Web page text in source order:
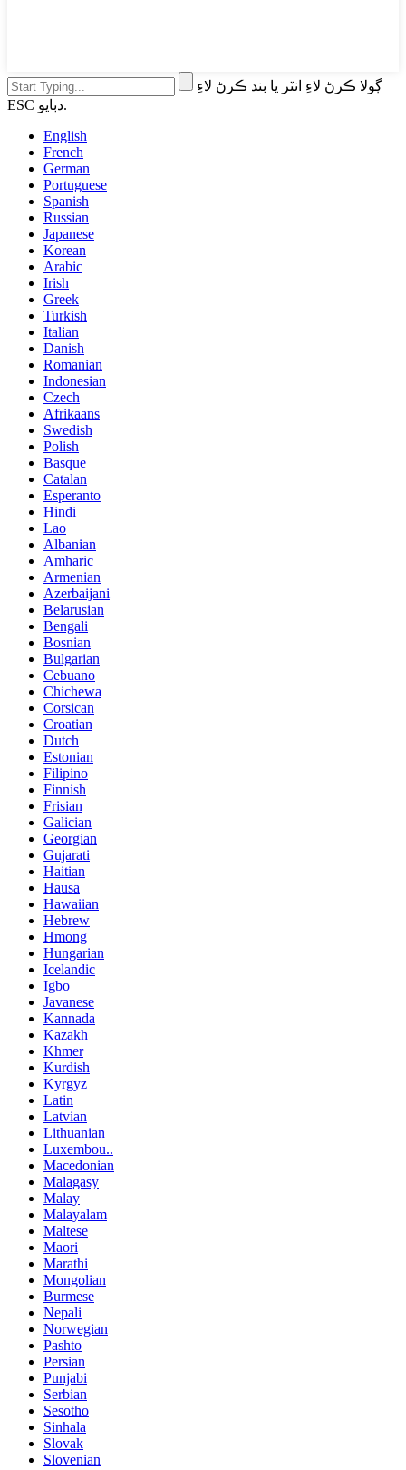
ڳولا ڪرڻ لاءِ انٽر يا بند ڪرڻ لاءِ
ESC دٻايو.
English
French
German
Portuguese
Spanish
Russian
Japanese
Korean
Arabic
Irish
Greek
Turkish
Italian
Danish
Romanian
Indonesian
Czech
Afrikaans
Swedish
Polish
Basque
Catalan
Esperanto
Hindi
Lao
Albanian
Amharic
Armenian
Azerbaijani
Belarusian
Bengali
Bosnian
Bulgarian
Cebuano
Chichewa
Corsican
Croatian
Dutch
Estonian
Filipino
Finnish
Frisian
Galician
Georgian
Gujarati
Haitian
Hausa
Hawaiian
Hebrew
Hmong
Hungarian
Icelandic
Igbo
Javanese
Kannada
Kazakh
Khmer
Kurdish
Kyrgyz
Latin
Latvian
Lithuanian
Luxembou..
Macedonian
Malagasy
Malay
Malayalam
Maltese
Maori
Marathi
Mongolian
Burmese
Nepali
Norwegian
Pashto
Persian
Punjabi
Serbian
Sesotho
Sinhala
Slovak
Slovenian